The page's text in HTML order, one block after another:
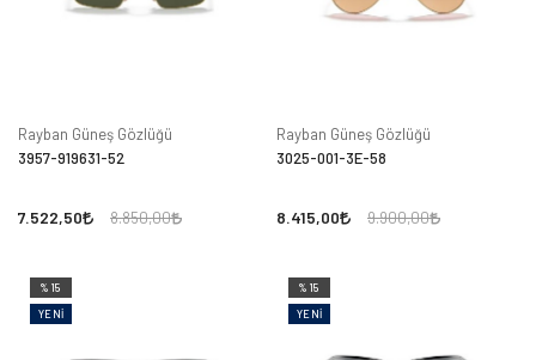
Rayban Güneş Gözlüğü
3957-919631-52
7.522,50 8.850,00
Rayban Güneş Gözlüğü
3025-001-3E-58
8.415,00 9.900,00
%15
YENI
%15
YENI